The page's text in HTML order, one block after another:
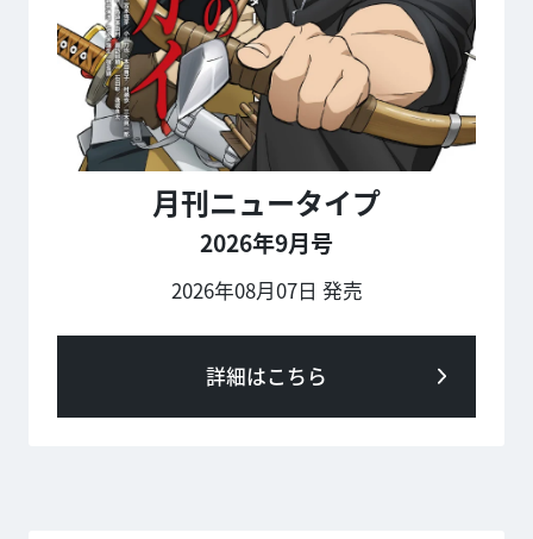
月刊ニュータイプ
2026年9月号
2026年08月07日 発売
詳細はこちら